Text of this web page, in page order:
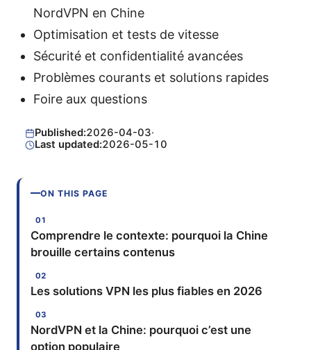
NordVPN en Chine
Optimisation et tests de vitesse
Sécurité et confidentialité avancées
Problèmes courants et solutions rapides
Foire aux questions
Published:2026-04-03·
Last updated:2026-05-10
ON THIS PAGE
Comprendre le contexte: pourquoi la Chine
brouille certains contenus
Les solutions VPN les plus fiables en 2026
NordVPN et la Chine: pourquoi c’est une
option populaire